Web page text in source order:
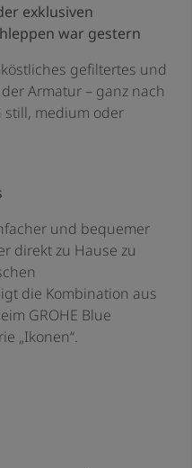
exklusiven
war gestern
gefiltertes und
Armatur – ganz nach
still, medium oder
und bequemer
direkt zu Hause zu
die Kombination aus
GROHE Blue
„Ikonen“.